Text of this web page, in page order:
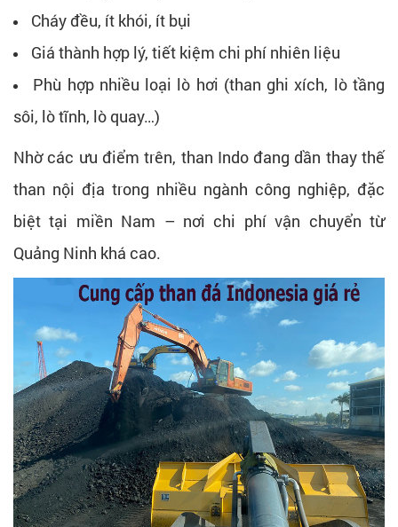
Cháy đều, ít khói, ít bụi
Giá thành hợp lý, tiết kiệm chi phí nhiên liệu
Phù hợp nhiều loại lò hơi (than ghi xích, lò tầng
sôi, lò tĩnh, lò quay…)
Nhờ các ưu điểm trên, than Indo đang dần thay thế
than nội địa trong nhiều ngành công nghiệp, đặc
biệt tại miền Nam – nơi chi phí vận chuyển từ
Quảng Ninh khá cao.